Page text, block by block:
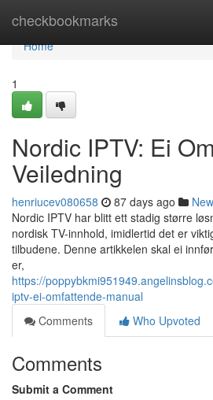
checkbookmarks
Home
Home
1
Nordic IPTV: Ei
Veiledning
henriucev080658 87 days ago
Nordic IPTV har blitt ett stadig større
nordisk TV-innhold, imidlertid det er
tilbudene. Denne artikkelen skal ei
er,
https://
iptv-ei-omfattende-manual
Comments
Who Upvoted
Comments
Submit a Comment